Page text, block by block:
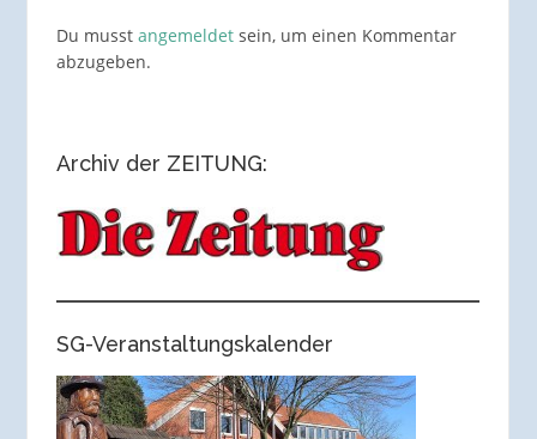
Du musst angemeldetsein, um einen Kommentar
abzugeben.
Archiv der ZEITUNG:
SG-Veranstaltungskalender